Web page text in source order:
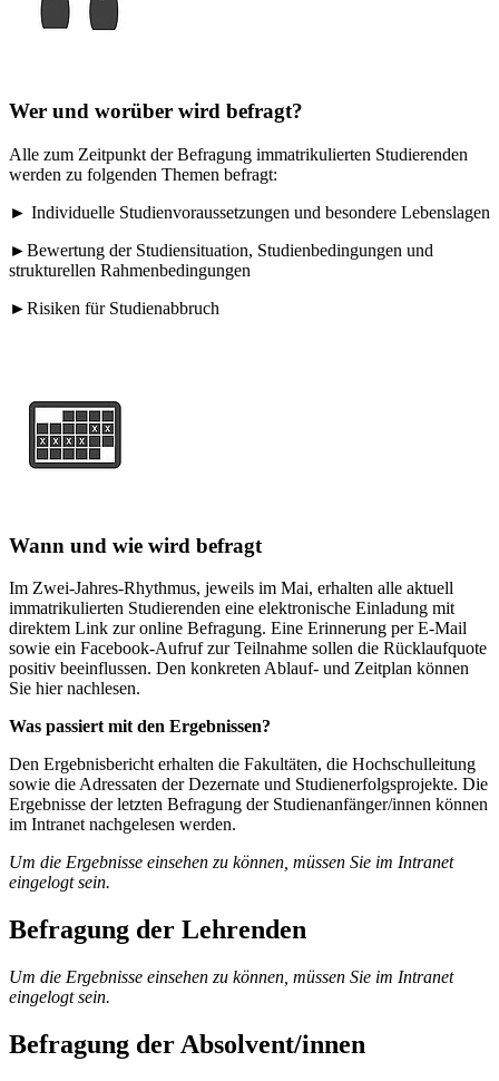
Wer und worüber wird befragt?
Alle zum Zeitpunkt der Befragung immatrikulierten Studierenden
werden zu folgenden Themen befragt:
► Individuelle Studienvoraussetzungen und besondere Lebenslagen
►Bewertung der Studiensituation, Studienbedingungen und
strukturellen Rahmenbedingungen
►Risiken für Studienabbruch
Wann und wie wird befragt
Im Zwei-Jahres-Rhythmus, jeweils im Mai, erhalten alle aktuell
immatrikulierten Studierenden eine elektronische Einladung mit
direktem Link zur online Befragung. Eine Erinnerung per E-Mail
sowie ein Facebook-Aufruf zur Teilnahme sollen die Rücklaufquote
positiv beeinflussen. Den konkreten Ablauf- und Zeitplan können
Sie hier nachlesen.
Was passiert mit den Ergebnissen?
Den Ergebnisbericht erhalten die Fakultäten, die Hochschulleitung
sowie die Adressaten der Dezernate und Studienerfolgsprojekte. Die
Ergebnisse der letzten Befragung der Studienanfänger/innen können
im Intranet nachgelesen werden.
Um die Ergebnisse einsehen zu können, müssen Sie im Intranet
eingelogt sein.
Befragung der Lehrenden
Um die Ergebnisse einsehen zu können, müssen Sie im Intranet
eingelogt sein.
Befragung der Absolvent/innen